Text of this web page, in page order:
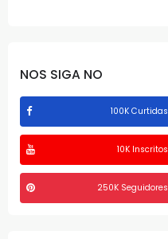
NOS SIGA NO
100K Curtidas
10K Inscritos
250K Seguidores